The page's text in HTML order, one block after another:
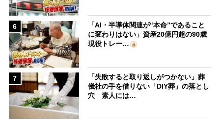
6
「AI・半導体関連が“本命”であること
に変わりはない」資産20億円超の90歳
現役トレー…
7
「失敗すると取り返しがつかない」葬
儀社の手を借りない「DIY葬」の落とし
穴 素人には…